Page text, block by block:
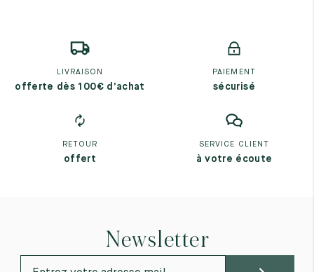
LIVRAISON
offerte dès 100€ d’achat
PAIEMENT
sécurisé
RETOUR
offert
SERVICE CLIENT
à votre écoute
Newsletter